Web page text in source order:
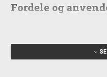
Fordele og
hegnsstrækninger. Den faste
sektion, der kan bruges i